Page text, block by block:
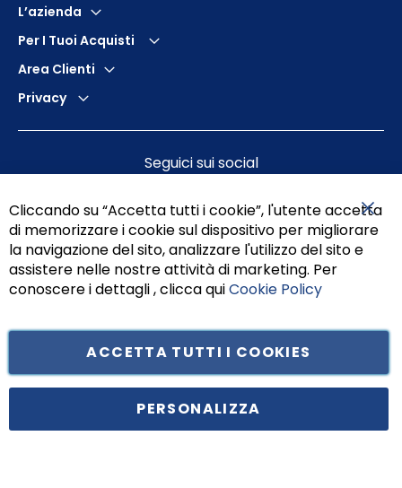
L’azienda
Per I Tuoi Acquisti
Area Clienti
Privacy
Seguici sui social
Principe di Piemonte 199, cap. 80026 Casoria (NA) - C.F. 05834470634 -
Cliccando su “Accetta tutti i cookie”, l'utente accetta
di memorizzare i cookie sul dispositivo per migliorare
la navigazione del sito, analizzare l'utilizzo del sito e
assistere nelle nostre attività di marketing. Per
conoscere i dettagli , clicca quiCookie Policy
ACCETTA TUTTI I COOKIES
PERSONALIZZA